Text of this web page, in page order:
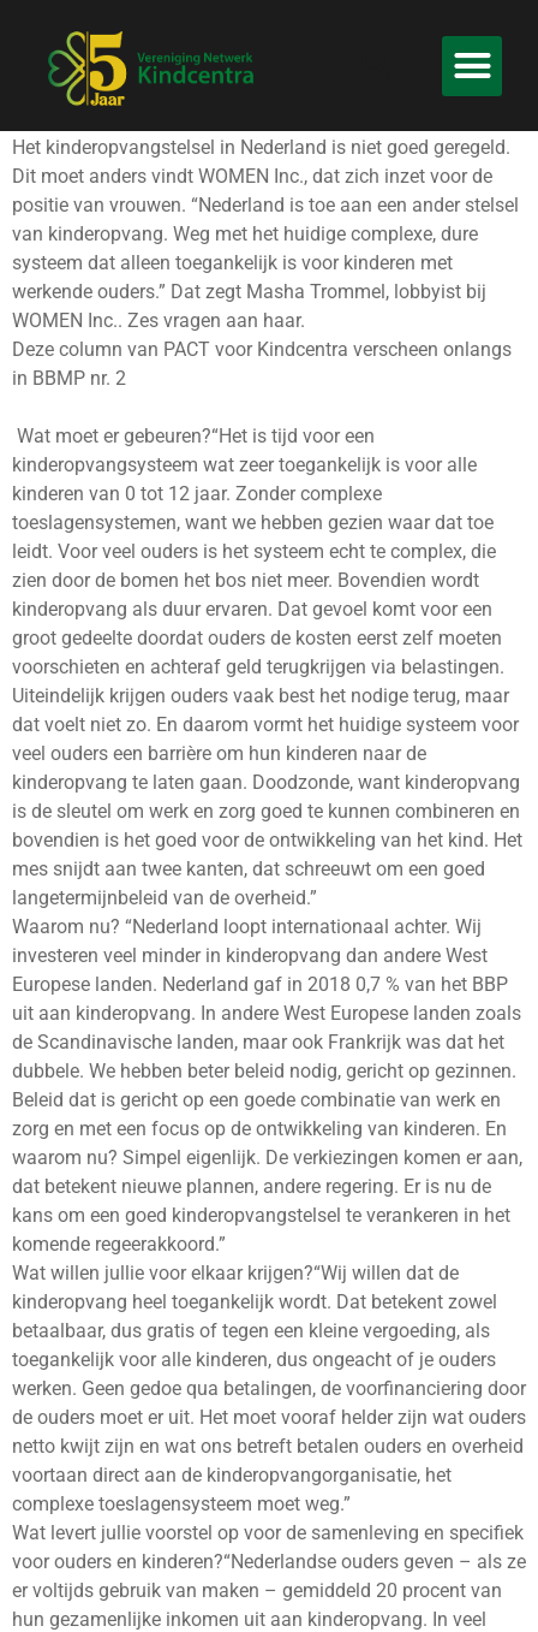
Het kinderopvangstelsel in Nederland is niet goed geregeld.
Dit moet anders vindt WOMEN Inc., dat zich inzet voor de
positie van vrouwen. “Nederland is toe aan een ander stelsel
van kinderopvang. Weg met het huidige complexe, dure
systeem dat alleen toegankelijk is voor kinderen met
werkende ouders.” Dat zegt Masha Trommel, lobbyist bij
WOMEN Inc.. Zes vragen aan haar.
Deze column van PACT voor Kindcentra verscheen onlangs
in BBMP nr. 2
Wat moet er gebeuren?“Het is tijd voor een
kinderopvangsysteem wat zeer toegankelijk is voor alle
kinderen van 0 tot 12 jaar. Zonder complexe
toeslagensystemen, want we hebben gezien waar dat toe
leidt. Voor veel ouders is het systeem echt te complex, die
zien door de bomen het bos niet meer. Bovendien wordt
kinderopvang als duur ervaren. Dat gevoel komt voor een
groot gedeelte doordat ouders de kosten eerst zelf moeten
voorschieten en achteraf geld terugkrijgen via belastingen.
Uiteindelijk krijgen ouders vaak best het nodige terug, maar
dat voelt niet zo. En daarom vormt het huidige systeem voor
veel ouders een barrière om hun kinderen naar de
kinderopvang te laten gaan. Doodzonde, want kinderopvang
is de sleutel om werk en zorg goed te kunnen combineren en
bovendien is het goed voor de ontwikkeling van het kind. Het
mes snijdt aan twee kanten, dat schreeuwt om een goed
langetermijnbeleid van de overheid.”
Waarom nu? “Nederland loopt internationaal achter. Wij
investeren veel minder in kinderopvang dan andere West
Europese landen. Nederland gaf in 2018 0,7 % van het BBP
uit aan kinderopvang. In andere West Europese landen zoals
de Scandinavische landen, maar ook Frankrijk was dat het
dubbele. We hebben beter beleid nodig, gericht op gezinnen.
Beleid dat is gericht op een goede combinatie van werk en
zorg en met een focus op de ontwikkeling van kinderen. En
waarom nu? Simpel eigenlijk. De verkiezingen komen er aan,
dat betekent nieuwe plannen, andere regering. Er is nu de
kans om een goed kinderopvangstelsel te verankeren in het
komende regeerakkoord.”
Wat willen jullie voor elkaar krijgen?“Wij willen dat de
kinderopvang heel toegankelijk wordt. Dat betekent zowel
betaalbaar, dus gratis of tegen een kleine vergoeding, als
toegankelijk voor alle kinderen, dus ongeacht of je ouders
werken. Geen gedoe qua betalingen, de voorfinanciering door
de ouders moet er uit. Het moet vooraf helder zijn wat ouders
netto kwijt zijn en wat ons betreft betalen ouders en overheid
voortaan direct aan de kinderopvangorganisatie, het
complexe toeslagensysteem moet weg.”
Wat levert jullie voorstel op voor de samenleving en specifiek
voor ouders en kinderen?“Nederlandse ouders geven – als ze
er voltijds gebruik van maken – gemiddeld 20 procent van
hun gezamenlijke inkomen uit aan kinderopvang. In veel